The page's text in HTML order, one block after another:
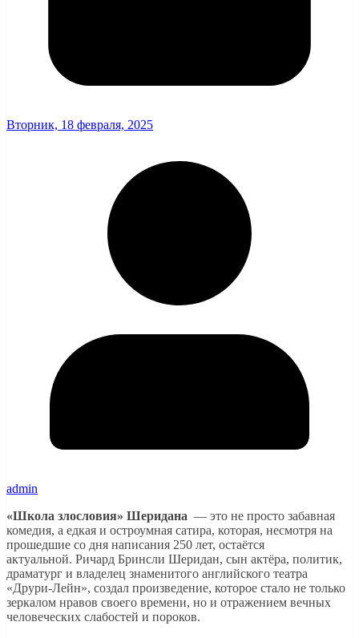
Вторник, 18 февраля, 2025
admin
«Школа злословия» Шеридана — это не просто забавная
комедия, а едкая и остроумная сатира, которая, несмотря на
прошедшие со дня написания 250 лет, остаётся
актуальной. Ричард Бринсли Шеридан, сын актёра, политик,
драматург и владелец знаменитого английского театра
«Друри-Лейн», создал произведение, которое стало не только
зеркалом нравов своего времени, но и отражением вечных
человеческих слабостей и пороков.